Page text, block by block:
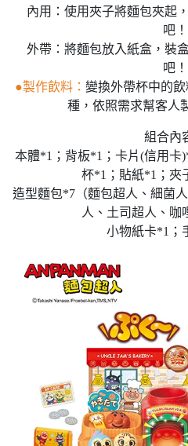
內用：使用夾子將麵包夾起
吧！
外帶：將麵包放入紙盒，裝
吧！
●製作飲料： 變換外帶杯中的
種，依照需求幫客人
組合內
本體*1；背板*1；卡片(信用卡
杯*1；貼紙*1；夾
造型麵包*7（麵包超人、細菌
人、土司超人、咖
小物紙卡*1；